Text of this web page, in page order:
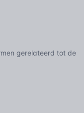
gerelateerd tot de